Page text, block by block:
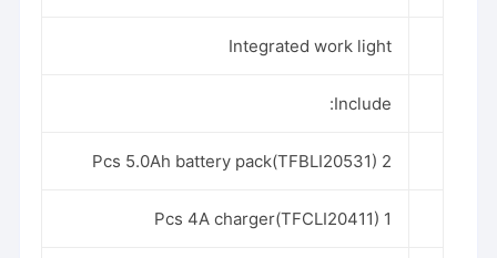
Integrated work light
Include:
2 Pcs 5.0Ah battery pack(TFBLI20531)
1 Pcs 4A charger(TFCLI20411)